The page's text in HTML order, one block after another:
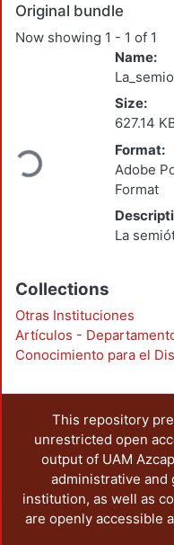
Original bundle
Now showing 1 - 1 of 1
Loading...
Name:
Size:
627.14
Format:
Adobe
Format
La
Collections
Otras Instituciones
Artículos -
Conocimiento para el
This repository
unrestricted open
output of UAM
administrative and
institution, as well as
are openly accessible